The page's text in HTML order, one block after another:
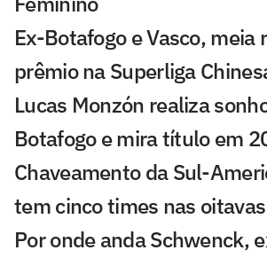
Ex-Botafogo e Vasco, meia
prêmio na Superliga
Lucas Monzón realiza
Botafogo e mira título em
Chaveamento da Sul-
tem cinco times nas oitavas
Por onde anda Schwenck,